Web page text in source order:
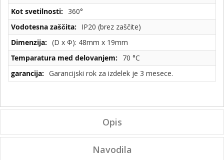
360°
IP20 (brez zaščite)
(D x Φ): 48mm x 19mm
70 °C
Garancijski rok za izdelek je 3 mesece.
Opis
Navodila